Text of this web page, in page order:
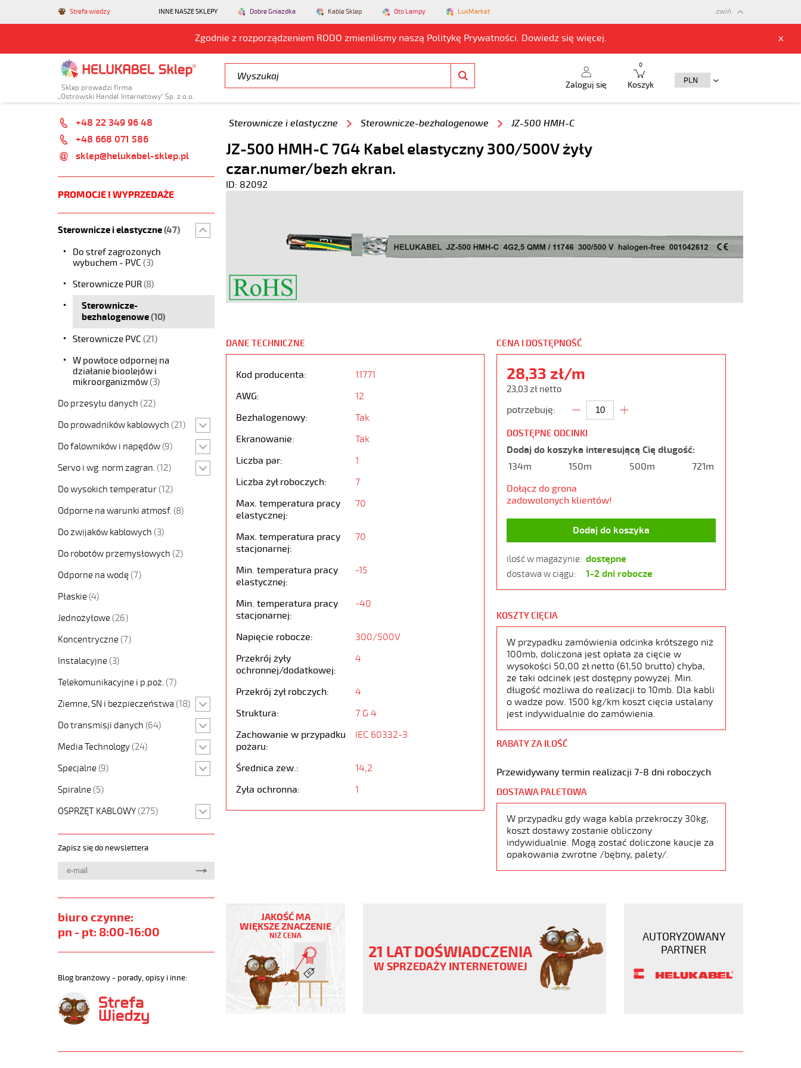
Strefa wiedzy INNE NASZE SKLEPY Dobre Gniazdka Kable Sklep Oto Lampy LuxMarket
Zgodnie z rozporządzeniem RODO zmienilismy naszą Politykę Prywatności. Dowiedz się więcej. x
zwiń
Sklep prowadzi firma
„Ostrowski Handel Internetowy” Sp. z o.o.
Zaloguj się Koszyk
0
+48 22 349 96 48
+48 668 071 586
sklep@helukabel-sklep.pl
PROMOCJE I WYPRZEDAŻE
Sterownicze i elastyczne(47)
Do stref zagrożonych
wybuchem - PVC (3)
Sterownicze PUR(8)
Sterownicze-
bezhalogenowe(10)
Sterownicze PVC (21)
W powłoce odpornej na
działanie bioolejów i
mikroorganizmów(3)
Do przesyłu danych (22)
Do prowadników kablowych (21)
Do falowników i napędów (9)
Servo i wg. norm zagran. (12)
Do wysokich temperatur (12)
Odporne na warunki atmosf. (8)
Do zwijaków kablowych (3)
Do robotów przemysłowych (2)
Odporne na wodę (7)
Płaskie (4)
Jednożyłowe (26)
Koncentryczne (7)
Instalacyjne (3)
Telekomunikacyjne i p.poż. (7)
Ziemne, SN i bezpieczeństwa (18)
Do transmisji danych (64)
Media Technology (24)
Specjalne (9)
Spiralne (5)
OSPRZĘT KABLOWY (275)
Zapisz się do newslettera
biuro czynne:
pn - pt: 8:00-16:00
Blog branżowy - porady, opisy i inne:
Sterownicze i elastyczne Sterownicze-bezhalogenowe JZ-500 HMH-C
JZ-500 HMH-C 7G4 Kabel elastyczny 300/500V żyły
czar.numer/bezh ekran.
ID: 82092
DANE TECHNICZNE
Kod producenta:
11771
AWG:
12
Bezhalogenowy:
Tak
Ekranowanie:
Tak
Liczba par:
1
Liczba żył roboczych:
7
Max. temperatura pracy
elastycznej:
70
Max. temperatura pracy
stacjonarnej:
70
Min. temperatura pracy
elastycznej:
-15
Min. temperatura pracy
stacjonarnej:
-40
Napięcie robocze:
300/500V
Przekrój żyły
ochronnej/dodatkowej:
4
Przekrój żył robczych:
4
Struktura:
7 G 4
Zachowanie w przypadku
pożaru:
IEC 60332-3
Średnica zew.:
14,2
Żyła ochronna:
1
CENA I DOSTĘPNOŚĆ
28,33 zł/m
23,03 zł netto
potrzebuję:
DOSTĘPNE ODCINKI
Dodaj do koszyka interesującą Cię długość:
134m
150m 500m
721m
Dołącz do grona
zadowolonych klientów!
Dodaj do koszyka
ilość w magazynie: dostępne
dostawa w ciągu: 1-2 dni robocze
KOSZTY CIĘCIA
W przypadku zamówienia odcinka krótszego niż
100mb, doliczona jest opłata za cięcie w
wysokości 50,00 zł netto (61,50 brutto) chyba,
że taki odcinek jest dostępny powyżej. Min.
długość możliwa do realizacji to 10mb. Dla kabli
o wadze pow. 1500 kg/km koszt cięcia ustalany
jest indywidualnie do zamówienia.
RABATY ZA ILOŚĆ
Przewidywany termin realizacji 7-8 dni roboczych
DOSTAWA PALETOWA
W przypadku gdy waga kabla przekroczy 30kg,
koszt dostawy zostanie obliczony
indywidualnie. Mogą zostać doliczone kaucje za
opakowania zwrotne /bębny, palety/.
HMH-
Kabel
elastyczny
300/500V
czar.numer/bezh
JZ-
JAKOŚĆ MA
WIĘKSZE ZNACZENIE
NIŻ CENA
21 LAT DOŚWIADCZENIA
W SPRZEDAŻY INTERNETOWEJ
AUTORYZOWANY
PARTNER